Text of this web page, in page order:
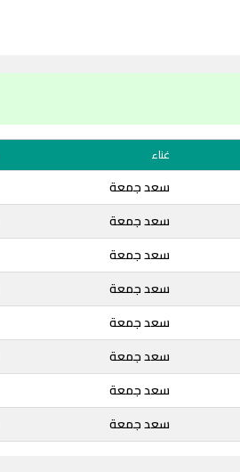
غناء
سعد جمعة
سعد جمعة
سعد جمعة
سعد جمعة
سعد جمعة
سعد جمعة
سعد جمعة
سعد جمعة